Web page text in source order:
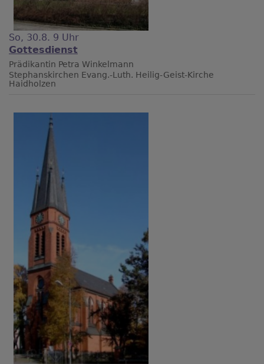
So, 30.8. 9 Uhr
Gottesdienst
Prädikantin Petra Winkelmann
Stephanskirchen Evang.-Luth. Heilig-Geist-Kirche
Haidholzen